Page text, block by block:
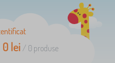
0 lei / 0 produse